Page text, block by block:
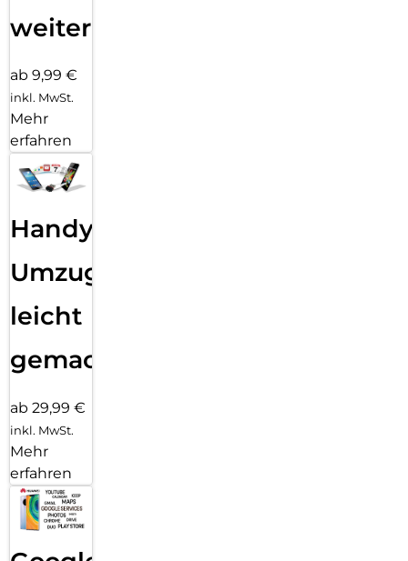
weiter
ab 9,99 €
inkl. MwSt.
Mehr
erfahren
Handy
Umzug
leicht
gemacht!
ab 29,99 €
inkl. MwSt.
Mehr
erfahren